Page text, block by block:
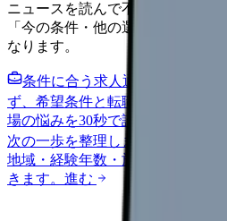
ニュースを読んで不安が強くなっ
「今の条件・他の選択肢・相談
なります。
条件に合う求人通知を受け取る
ず、希望条件と転職時期を自社で
場の悩みを30秒で診断
辞めるべ
次の一歩を整理します。
地域・経験年数・施設形態から
きます。 進む